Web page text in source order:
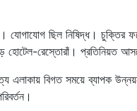
যোগাযোগ ছিল নিষিদ্ধ। চুক্তির
হোটেল-রেস্তোরাঁ। প্রতিনিয়ত
এলাকায় বিগত সময়ে ব্যাপক